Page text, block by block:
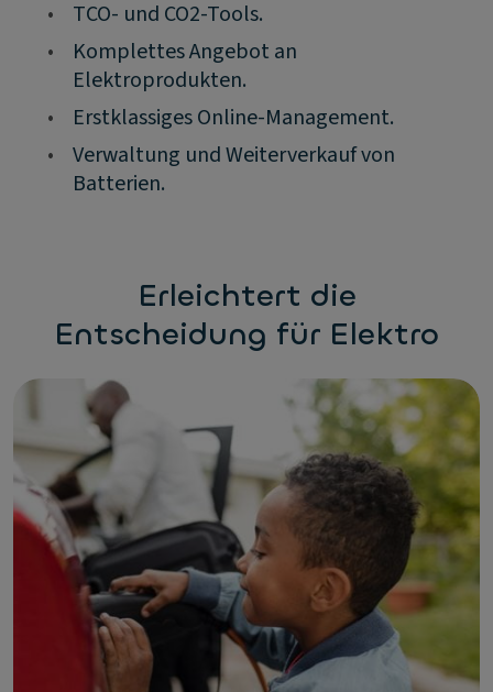
•
TCO- und CO2-Tools.
•
Komplettes Angebot an
Elektroprodukten.
•
Erstklassiges Online-Management.
•
Verwaltung und Weiterverkauf von
Batterien.
Erleichtert die
Entscheidung für Elektro